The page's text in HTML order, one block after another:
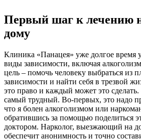
Первый шаг к лечению
дому
Клиника «Панацея» уже долгое время
виды зависимости, включая
цель – помочь человеку выбраться из
зависимости и найти себя в трезвой
это право и каждый может это
самый трудный. Во-первых, это надо
что я болен алкоголизмом или
обратившись за помощью поделиться
доктором. Нарколог, выезжающий на
обеспечит анонимность и точно